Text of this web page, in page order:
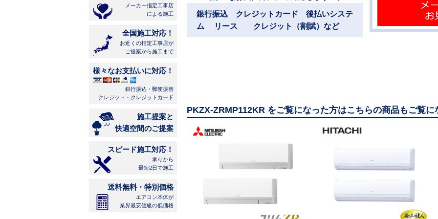
メーカー指定工事店
による施工
全国施工対応！
お近くの指定工事店が
ご提案から施工まで
様々なお支払いに対応！
銀行振込・郵便振替
クレジット・クレジットカード
施工提案と
快適空間のご提案
スピード施工対応！
承りから
最短2日で施工
送料無料・特別価格
エアコン本体が
業界最安値級の低価格
銀行振込 クレジットカード 後払いシステ
ム リース クレジット（割賦）など
PKZX-ZRMP112KR をご覧になった方はこちらの商品もご覧に